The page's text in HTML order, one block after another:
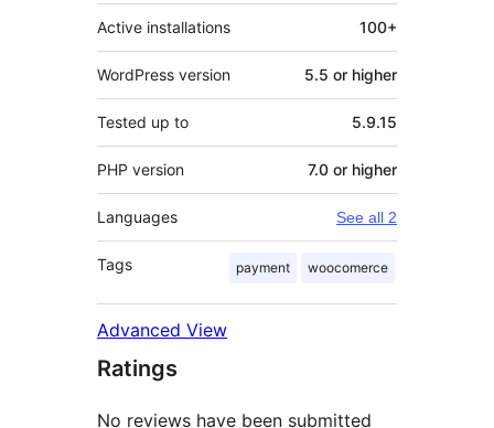
Active installations 100+
WordPress version 5.5 or higher
Tested up to 5.9.15
PHP version 7.0 or higher
Languages See all 2
Tags payment woocomerce
Advanced View
Ratings
No reviews have been submitted